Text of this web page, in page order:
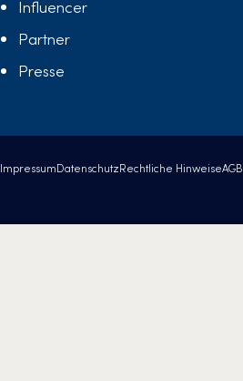
Influencer
Partner
Presse
ImpressumDatenschutzRechtliche HinweiseAGB